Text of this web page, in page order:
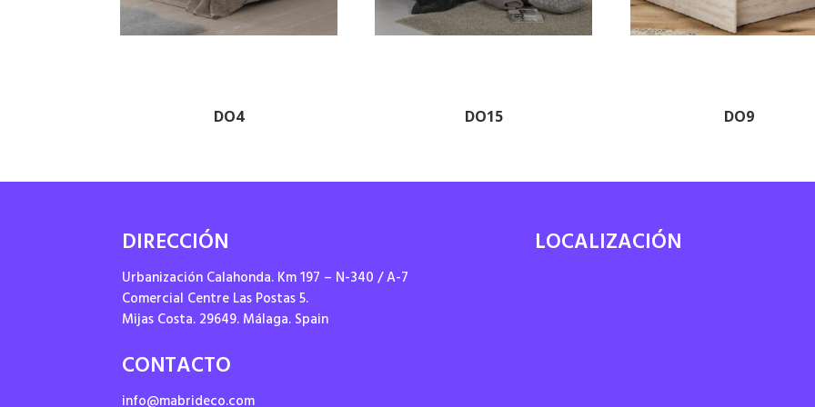
DO4 DO15 DO9
DIRECCIÓN
Urbanización Calahonda. Km 197 – N-340 / A-7
Comercial Centre Las Postas 5.
Mijas Costa. 29649. Málaga. Spain
CONTACTO
LOCALIZACIÓN